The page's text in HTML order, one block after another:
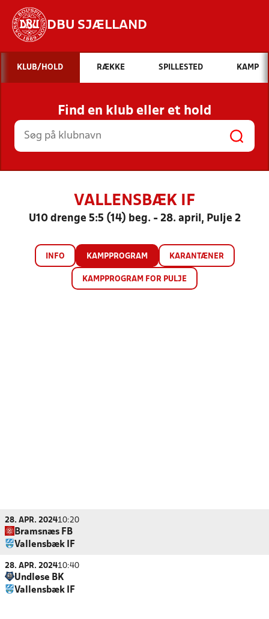
DBU SJÆLLAND
Hvad vil du søge efter?
INDHOLD OG NYHEDER
STILLINGER, RESULTATER, KLUBBER OG
HOLD
KLUB/HOLD RÆKKE SPILLESTED KAMP
Find en klub eller et hold
VALLENSBÆK IF
U10 drenge 5:5 (14) beg. - 28. april, Pulje 2
INFO KAMPPROGRAM KARANTÆNER
KAMPPROGRAM FOR PULJE
28. APR. 202410:20
Bramsnæs FB
Vallensbæk IF
28. APR. 202410:40
Undløse BK
Vallensbæk IF